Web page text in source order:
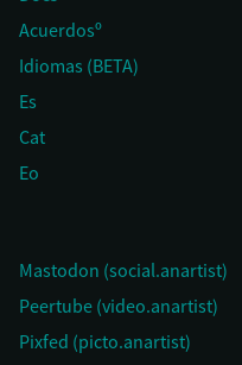
Acuerdosº
Idiomas (BETA)
Es
Cat
Eo
Mastodon (social.anartist)
Peertube (video.anartist)
Pixfed (picto.anartist)